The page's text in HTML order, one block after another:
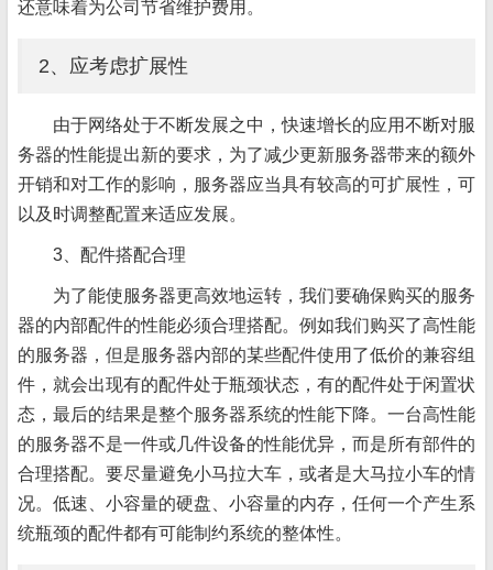
还意味着为公司节省维护费用。
2、应考虑扩展性
由于网络处于不断发展之中，快速增长的应用不断对服
务器的性能提出新的要求，为了减少更新服务器带来的额外
开销和对工作的影响，服务器应当具有较高的可扩展性，可
以及时调整配置来适应发展。
3、配件搭配合理
为了能使服务器更高效地运转，我们要确保购买的服务
器的内部配件的性能必须合理搭配。例如我们购买了高性能
的服务器，但是服务器内部的某些配件使用了低价的兼容组
件，就会出现有的配件处于瓶颈状态，有的配件处于闲置状
态，最后的结果是整个服务器系统的性能下降。一台高性能
的服务器不是一件或几件设备的性能优异，而是所有部件的
合理搭配。要尽量避免小马拉大车，或者是大马拉小车的情
况。低速、小容量的硬盘、小容量的内存，任何一个产生系
统瓶颈的配件都有可能制约系统的整体性。